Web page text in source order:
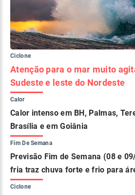
Ciclone
Atenção para o mar muito
Sudeste e leste do Nordeste
Calor
Calor intenso em BH, Palmas,
Brasília e em Goiânia
Fim De Semana
Previsão Fim de Semana (08 e
fria traz chuva forte e frio para
Ciclone